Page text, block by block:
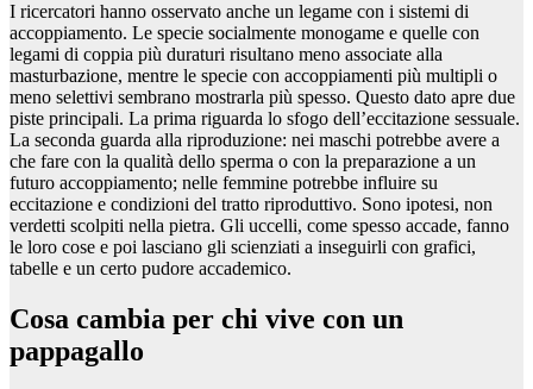
I ricercatori hanno osservato anche un legame con i sistemi di
accoppiamento. Le specie socialmente monogame e quelle con
legami di coppia più duraturi risultano meno associate alla
masturbazione, mentre le specie con accoppiamenti più multipli o
meno selettivi sembrano mostrarla più spesso. Questo dato apre due
piste principali. La prima riguarda lo sfogo dell’eccitazione sessuale.
La seconda guarda alla riproduzione: nei maschi potrebbe avere a
che fare con la qualità dello sperma o con la preparazione a un
futuro accoppiamento; nelle femmine potrebbe influire su
eccitazione e condizioni del tratto riproduttivo. Sono ipotesi, non
verdetti scolpiti nella pietra. Gli uccelli, come spesso accade, fanno
le loro cose e poi lasciano gli scienziati a inseguirli con grafici,
tabelle e un certo pudore accademico.
Cosa cambia per chi vive con un
pappagallo